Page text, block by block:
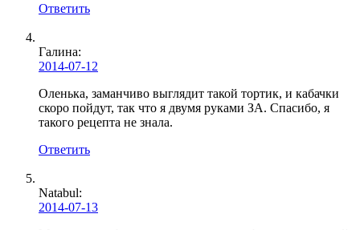
Ответить
Галина:
2014-07-12
Оленька, заманчиво выглядит такой тортик, и кабачки
скоро пойдут, так что я двумя руками ЗА. Спасибо, я
такого рецепта не знала.
Ответить
Natabul:
2014-07-13